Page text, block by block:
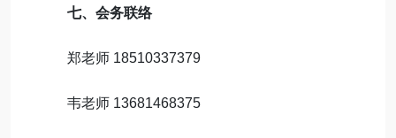
七、会务联络
郑老师 18510337379
韦老师 13681468375